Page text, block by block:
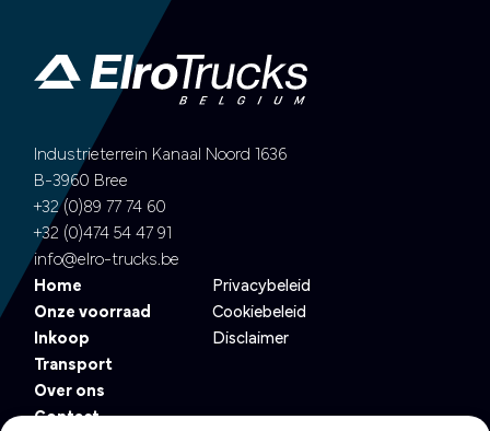
Industrieterrein Kanaal Noord 1636
B-3960 Bree
+32 (0)89 77 74 60
+32 (0)474 54 47 91
info@elro-trucks.be
Home
Onze voorraad
Inkoop
Transport
Over ons
Contact
Privacybeleid
Cookiebeleid
Disclaimer